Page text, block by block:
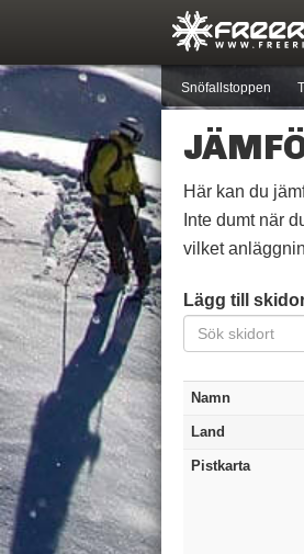
Nyheter Quiz
Nya inlägg
Snöfallstoppen
Skidor Pjäxor
Årets Krasch
Här kan du
Inte dumt när
vilket
Lägg till
Namn
Land
Pistkarta